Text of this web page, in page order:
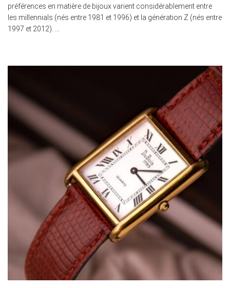
préférences en matière de bijoux varient considérablement entre
les millennials (nés entre 1981 et 1996) et la génération Z (nés entre
1997 et 2012). …